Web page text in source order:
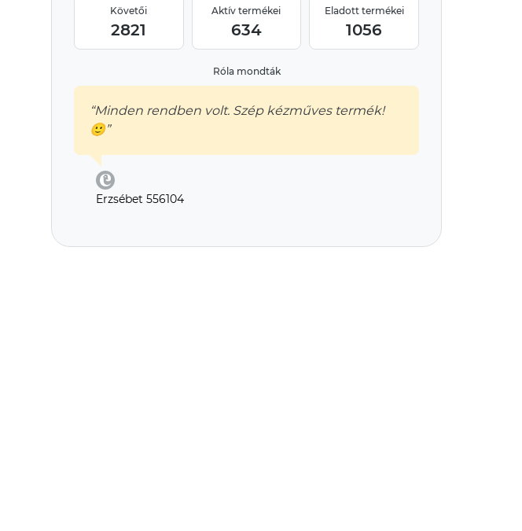
Követői
2821
Aktív termékei
634
Eladott termékei
1056
Róla mondták
“Minden rendben volt. Szép kézműves termék!
🙂”
Erzsébet 556104